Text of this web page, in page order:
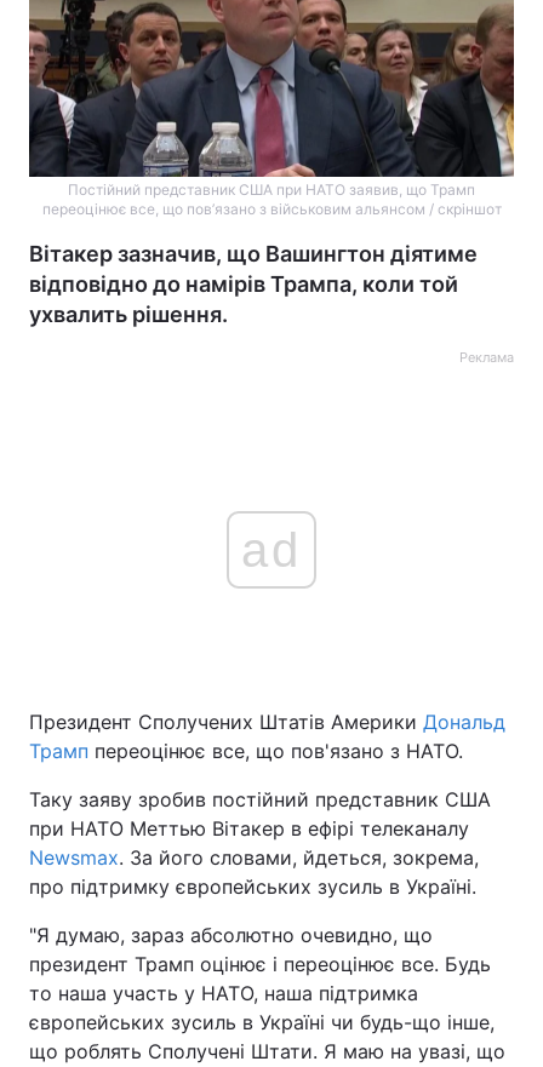
Постійний представник США при НАТО заявив, що Трамп
переоцінює все, що пов’язано з військовим альянсом / скріншот
Вітакер зазначив, що Вашингтон діятиме
відповідно до намірів Трампа, коли той
ухвалить рішення.
Реклама
ad
Президент Сполучених Штатів Америки Дональд
Трамп переоцінює все, що пов'язано з НАТО.
Таку заяву зробив постійний представник США
при НАТО Меттью Вітакер в ефірі телеканалу
Newsmax. За його словами, йдеться, зокрема,
про підтримку європейських зусиль в Україні.
"Я думаю, зараз абсолютно очевидно, що
президент Трамп оцінює і переоцінює все. Будь
то наша участь у НАТО, наша підтримка
європейських зусиль в Україні чи будь-що інше,
що роблять Сполучені Штати. Я маю на увазі, що